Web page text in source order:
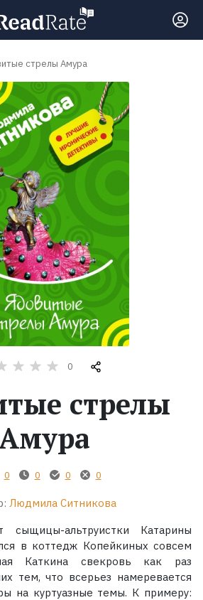
стрелы Амура
0
стрелы
0 0 0 0
Людмила Ситникова
сыщицы-альтруистки Катарины
в коттедж Копейкиных совсем
Каткина свекровь как раз
тем, что всерьез намеревается
на куртуазные темы. К примеру: